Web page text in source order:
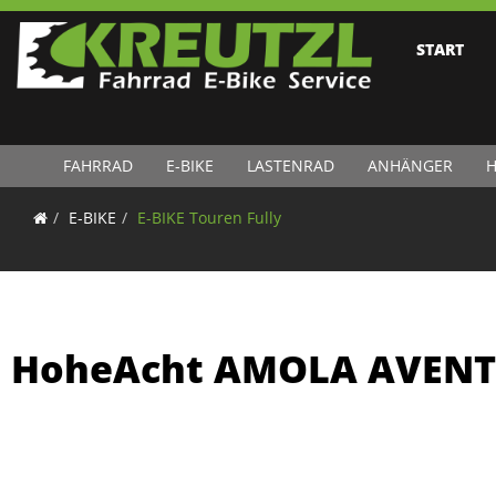
START
FAHRRAD E-BIKE LASTENRAD ANHÄNGER
E-BIKE E-BIKE Touren Fully
HoheAcht AMOLA